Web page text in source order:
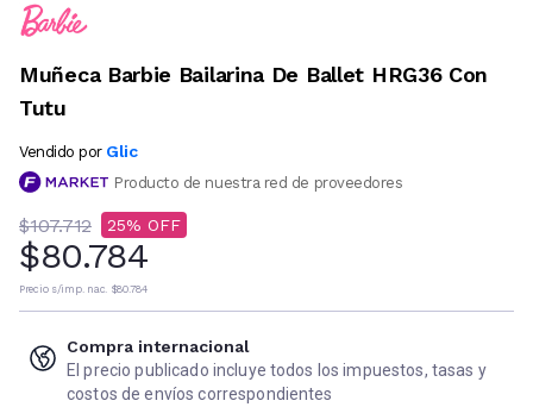
Muñeca Barbie Bailarina De Ballet HRG36 Con
Tutu
Vendido por Glic
Producto de nuestra red de proveedores
$107.712 25
$80.784
Precio s/imp. nac. $80.784
Compra internacional
El precio publicado incluye todos los impuestos, tasas y
costos de envíos correspondientes